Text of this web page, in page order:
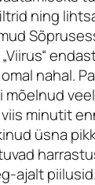
ning
nahal.
minutit
üsna
ajalt piilusid.